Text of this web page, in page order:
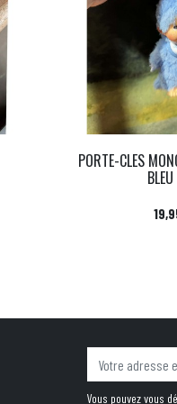
PORTE-CLES
Prix
Vous pouvez vous